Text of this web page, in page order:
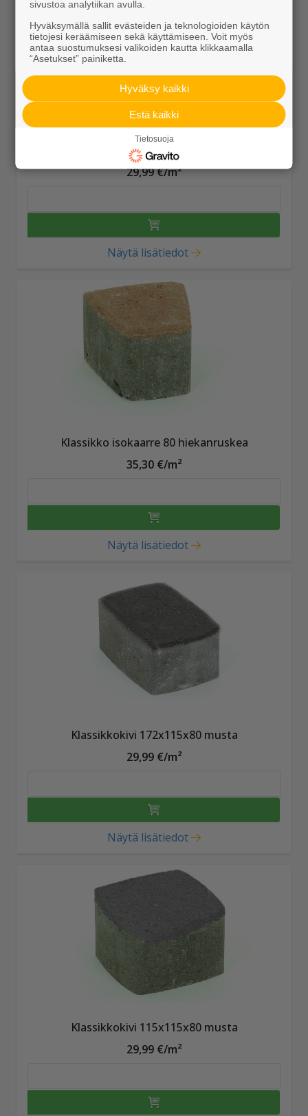
Klassikkokivi 115x115x80 hiekanruskea
29,99 €/m²
Näytä lisätiedot
Klassikko isokaarre 80 hiekanruskea
35,30 €/m²
Näytä lisätiedot
Klassikkokivi 172x115x80 musta
29,99 €/m²
Näytä lisätiedot
Klassikkokivi 115x115x80 musta
29,99 €/m²
sivustoa analytiikan avulla.
Hyväksymällä sallit evästeiden ja teknologioiden käytön
tietojesi keräämiseen sekä käyttämiseen. Voit myös
antaa suostumuksesi valikoiden kautta klikkaamalla
“Asetukset” painiketta.
Hyväksy kaikki
Estä kaikki
Tietosuoja